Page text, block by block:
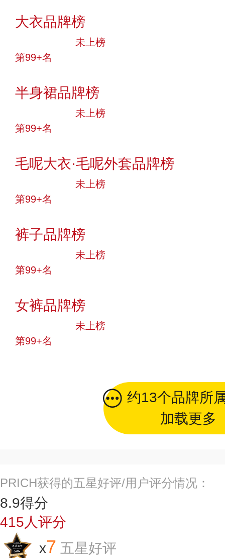
大衣品牌榜
未上榜
第99+名
半身裙品牌榜
未上榜
第99+名
毛呢大衣·毛呢外套品牌榜
未上榜
第99+名
裤子品牌榜
未上榜
第99+名
女裤品牌榜
未上榜
第99+名
约13个品牌所
加载更多
PRICH获得的五星好评/用户评分情况：
8.9得分
415人评分
x7 五星好评